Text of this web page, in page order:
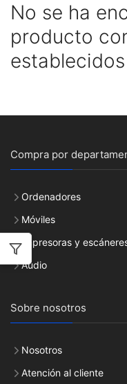
No se ha
producto
establecidos
Compra por
Ordenadores
Móviles
Impresoras y
Audio
Sobre nosotros
Nosotros
Atención al cliente